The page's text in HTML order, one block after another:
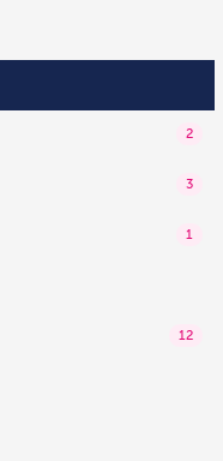
2
3
1
12